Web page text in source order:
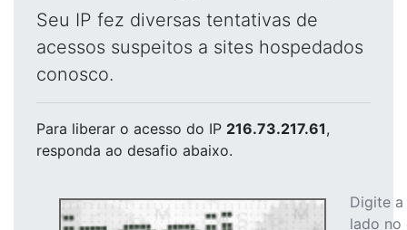
Seu IP fez diversas tentativas de
acessos suspeitos a sites hospedados
conosco.
Para liberar o acesso do IP 216.73.217.61,
responda ao desafio abaixo.
Digite
lado no